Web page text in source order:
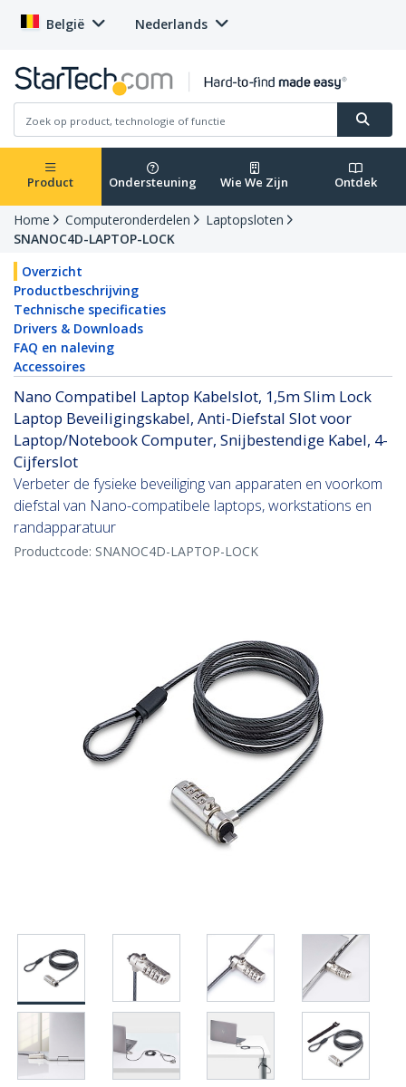
België Nederlands
Product Ondersteuning Wie We Zijn Ontdek
Home Computeronderdelen
Laptopsloten
SNANOC4D-LAPTOP-LOCK
Overzicht
Productbeschrijving
Technische specificaties
Drivers & Downloads
FAQ en naleving
Accessoires
Nano Compatibel Laptop Kabelslot, 1,5m Slim Lock
Laptop Beveiligingskabel, Anti-Diefstal Slot voor
Laptop/Notebook Computer, Snijbestendige Kabel, 4-
Cijferslot
Verbeter de fysieke beveiliging van apparaten en voorkom
diefstal van Nano-compatibele laptops, workstations en
randapparatuur
Productcode: SNANOC4D-LAPTOP-LOCK